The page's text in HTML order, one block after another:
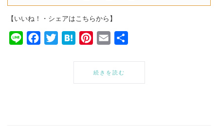
【いいね！・シェアはこちらから】
Line FacebookTwitterHatenaPinterest
Email
続きを読む